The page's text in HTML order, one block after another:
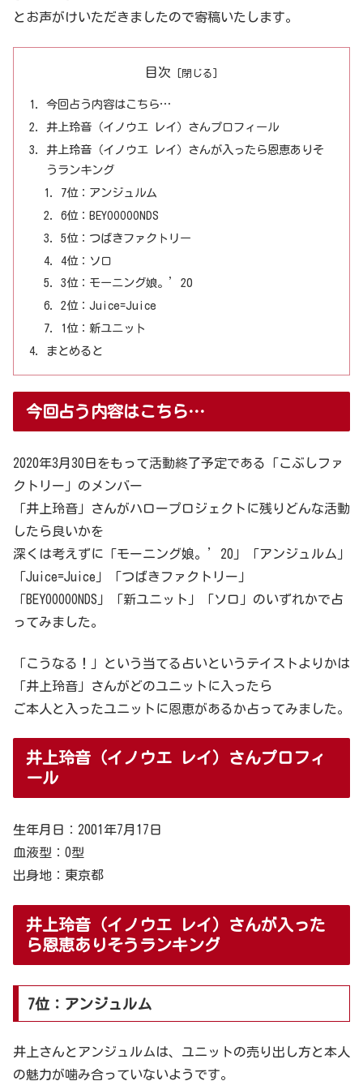
とお声がけいただきましたので寄稿いたします。
目次
今回占う内容はこちら…
井上玲音（イノウエ レイ）さんプロフィール
井上玲音（イノウエ レイ）さんが入ったら恩恵ありそ
うランキング
7位：アンジュルム
6位：BEYOOOOONDS
5位：つばきファクトリー
4位：ソロ
3位：モーニング娘。’20
2位：Juice=Juice
1位：新ユニット
まとめると
今回占う内容はこちら…
2020年3月30日をもって活動終了予定である「こぶしファ
クトリー」のメンバー
「井上玲音」さんがハロープロジェクトに残りどんな活動
したら良いかを
深くは考えずに「モーニング娘。’20」「アンジュルム」
「Juice=Juice」「つばきファクトリー」
「BEYOOOOONDS」「新ユニット」「ソロ」のいずれかで占
ってみました。
「こうなる！」という当てる占いというテイストよりかは
「井上玲音」さんがどのユニットに入ったら
ご本人と入ったユニットに恩恵があるか占ってみました。
井上玲音（イノウエ レイ）さんプロフィ
ール
生年月日：2001年7月17日
血液型：O型
出身地：東京都
井上玲音（イノウエ レイ）さんが入った
ら恩恵ありそうランキング
7位：アンジュルム
井上さんとアンジュルムは、ユニットの売り出し方と本人
の魅力が噛み合っていないようです。